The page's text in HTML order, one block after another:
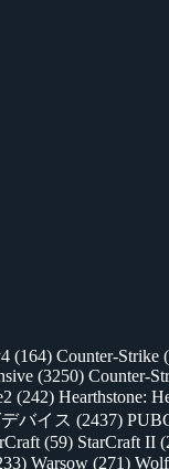
(164) Counter-Strike
(3250) Counter-
(242) Hearthstone:
バイス (2437)
(59) StarCraft II
Warsow (271)